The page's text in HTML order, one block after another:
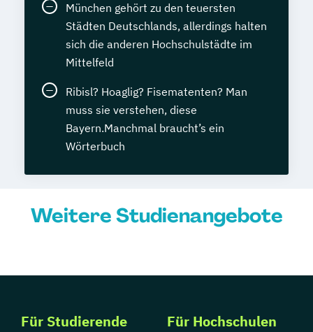
München gehört zu den teuersten
Städten Deutschlands, allerdings halten
sich die anderen Hochschulstädte im
Mittelfeld
Ribisl? Hoaglig? Fisematenten? Man
muss sie verstehen, diese
Bayern.Manchmal braucht’s ein
Wörterbuch
Weitere Studienangebote
Für Studierende Für Hochschulen